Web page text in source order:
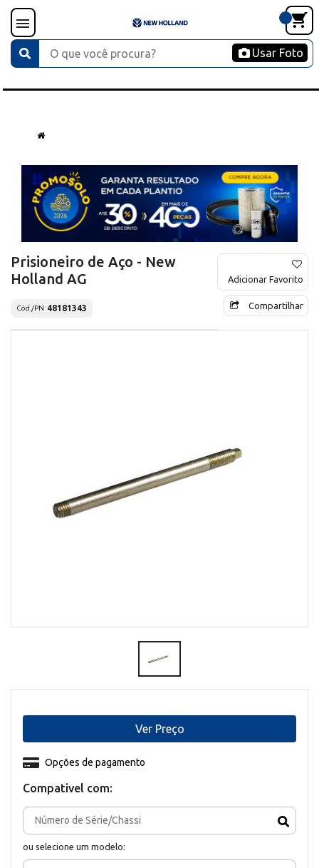
Usar Foto
Prisioneiro de Aço - New
Holland AG
Cód./PN 48181343
Adicionar Favorito
Compartilhar
Compativel com:
ou selecione um modelo:
Opções de pagamento
Ver Preço